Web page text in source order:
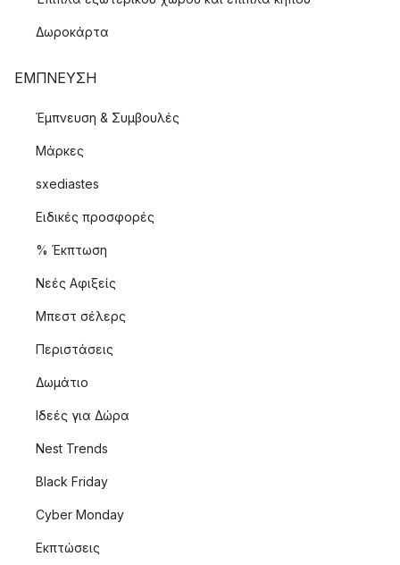
Δωροκάρτα
ΈΜΠΝΕΥΣΗ
Έμπνευση & Συμβουλές
Μάρκες
sxediastes
Ειδικές προσφορές
% Έκπτωση
Νεές Αφιξείς
Μπεστ σέλερς
Περιστάσεις
Δωμάτιο
Ιδεές για Δώρα
Nest Trends
Black Friday
Cyber Monday
Εκπτώσεις